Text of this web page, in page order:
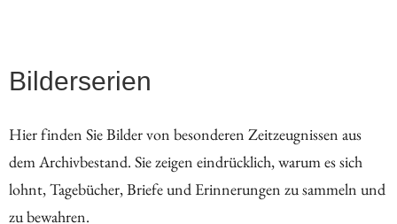
Bilderserien
Hier finden Sie Bilder von besonderen Zeitzeugnissen aus
dem Archivbestand. Sie zeigen eindrücklich, warum es sich
lohnt, Tagebücher, Briefe und Erinnerungen zu sammeln und
zu bewahren.